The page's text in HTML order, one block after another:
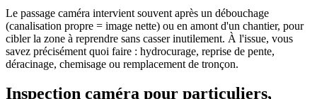
Le passage caméra intervient souvent après un débouchage
(canalisation propre = image nette) ou en amont d'un chantier, pour
cibler la zone à reprendre sans casser inutilement. À l'issue, vous
savez précisément quoi faire : hydrocurage, reprise de pente,
déracinage, chemisage ou remplacement de tronçon.
Inspection caméra pour particuliers,